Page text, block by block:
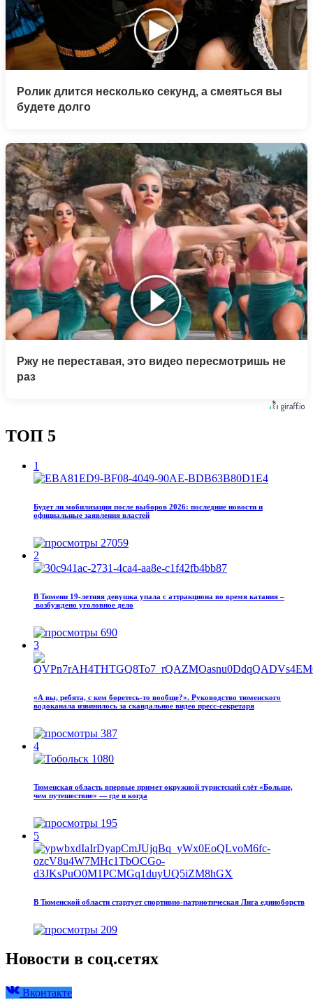
Ролик длится несколько секунд, а смеяться вы
будете долго
Ржу не переставая, это видео пересмотришь не
раз
ТОП 5
1
Будет ли мобилизация после выборов 2026: последние новости и
официальные заявления властей
27059
2
В Тюмени 19‑летняя девушка упала с аттракциона во время катания –
возбуждено уголовное дело
690
3
«А вы, ребята, с кем боретесь‑то вообще?». Руководство тюменского
водоканала извинилось за скандальное видео пресс-секретаря
387
4
Тюменская область впервые примет окружной туристский слёт «Больше,
чем путешествие» — где и когда
195
5
В Тюменской области стартует спортивно-патриотическая Лига единоборств
209
Новости в соц.сетях
Вконтакте